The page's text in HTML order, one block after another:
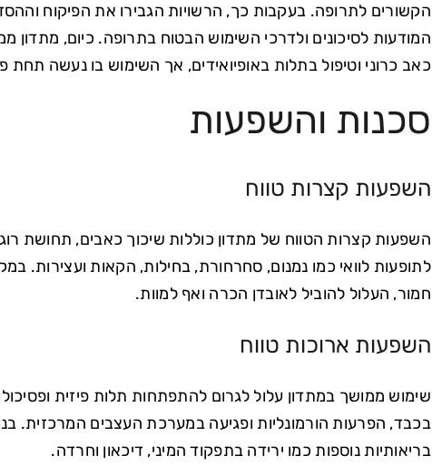
הקשורים לתרופה. בעקבות כך, הרשויות הגבירו את הפיקוח
המודעות לסיכונים ולדרכי השימוש הבטוח בתרופה. כיום, מתדון
כאב כרוני וטיפול בתלות באופיואידים, אך השימוש בו נעשה
סכנות והשפעות
השפעות קצרות טווח
השפעות קצרות הטווח של מתדון כוללות שיכוך כאבים, תחושת
לתופעות לוואי כמו נמנום, סחרחורת, בחילות, הקאות ועצירות.
חמור, העלול להוביל לאובדן הכרה ואף למוות.
השפעות ארוכות טווח
שימוש ממושך במתדון עלול לגרום להתפתחות תלות פיזית
בכבד, הפרעות הורמונליות ופגיעה במערכת העצבים המרכזית.
בריאותיות נוספות כמו ירידה בתפקוד המיני, דיכאון וחרדה.